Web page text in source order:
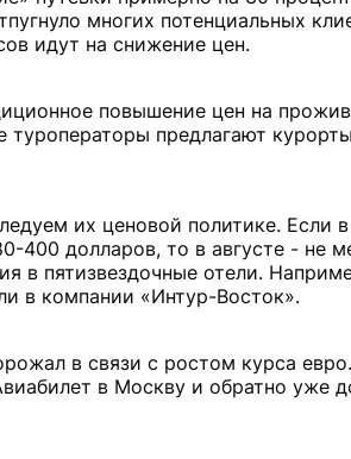
многих потенциальных
идут на снижение цен.
повышение цен на
туроператоры предлагают
их ценовой политике. Если
400 долларов, то в августе - не
в пятизвездочные отели.
в компании «Интур-Восток».
в связи с ростом курса
в Москву и обратно уже